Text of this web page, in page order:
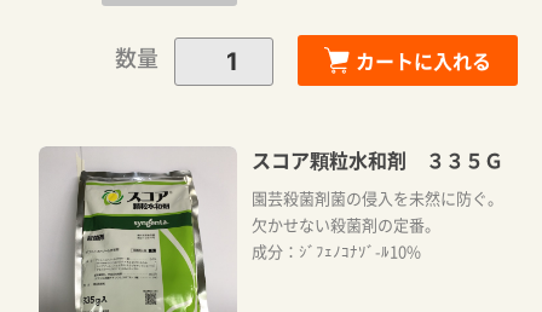
数量 カートに入れる
スコア顆粒水和剤 ３３５Ｇ
園芸殺菌剤菌の侵入を未然に防ぐ。
欠かせない殺菌剤の定番。
成分：ｼﾞﾌｪﾉｺﾅｿﾞ-ﾙ10%